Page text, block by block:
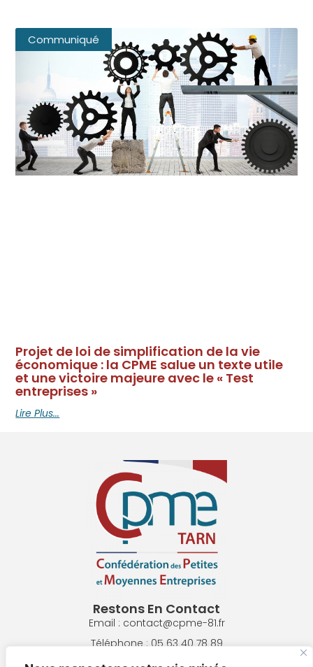
Communiqué
Projet de loi de simplification de la vie
économique : la CPME salue un texte utile
et une victoire majeure avec le « Test
entreprises »
Lire Plus...
Restons En Contact
Email : contact@cpme-81.fr
Téléphone : 05 63 40 78 89
Adresse : 8 Pl. de la République, 81300 Graulhet